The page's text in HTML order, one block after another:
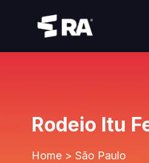
Rodeio Itu
Home > São Paulo